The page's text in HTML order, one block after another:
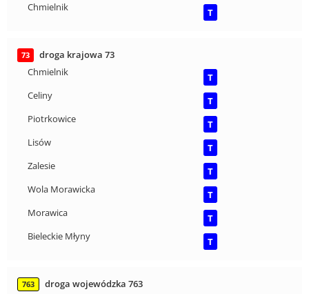
Chmielnik
T
73
droga krajowa 73
Chmielnik
T
Celiny
T
Piotrkowice
T
Lisów
T
Zalesie
T
Wola Morawicka
T
Morawica
T
Bieleckie Młyny
T
763
droga wojewódzka 763